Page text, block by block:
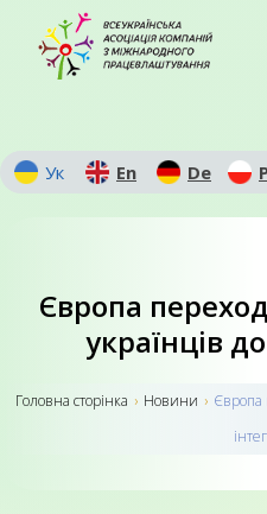
Ук En De
Європа
українців до
Головна сторiнка › Новини › Європа